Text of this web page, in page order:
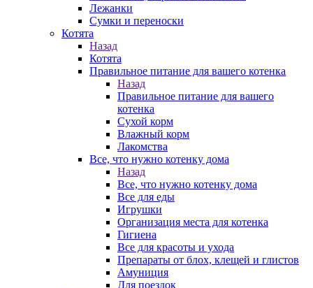
Лежанки
Сумки и переноски
Котята
Назад
Котята
Правильное питание для вашего котенка
Назад
Правильное питание для вашего
котенка
Сухой корм
Влажный корм
Лакомства
Все, что нужно котенку дома
Назад
Все, что нужно котенку дома
Все для еды
Игрушки
Организация места для котенка
Гигиена
Все для красоты и ухода
Препараты от блох, клещей и глистов
Амуниция
Для поездок